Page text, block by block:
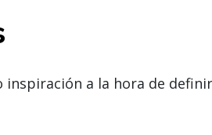
a la hora de